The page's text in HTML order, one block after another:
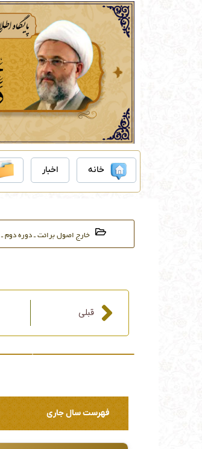
خانه اخبار
خارج اصول برائت ـ دوره دوم ـ ۱۴۰۳ -۱۴۰۴
قبلی
قبلی
فهرست سال جاری